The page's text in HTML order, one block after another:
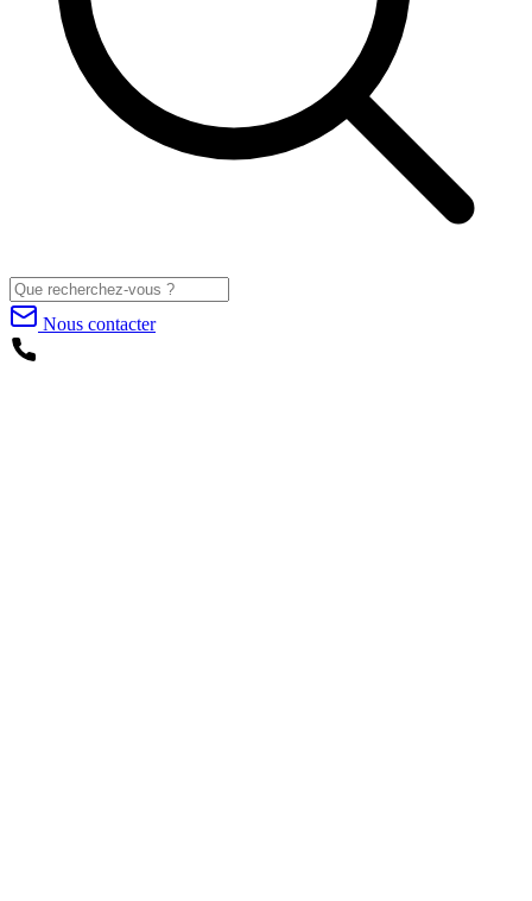
Nous contacter